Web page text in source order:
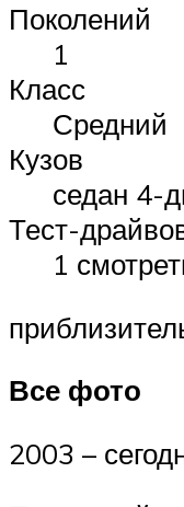
Поколений
1
Класс
Средний
Кузов
седан 4-
Тест-
1
Все фото
2003 –